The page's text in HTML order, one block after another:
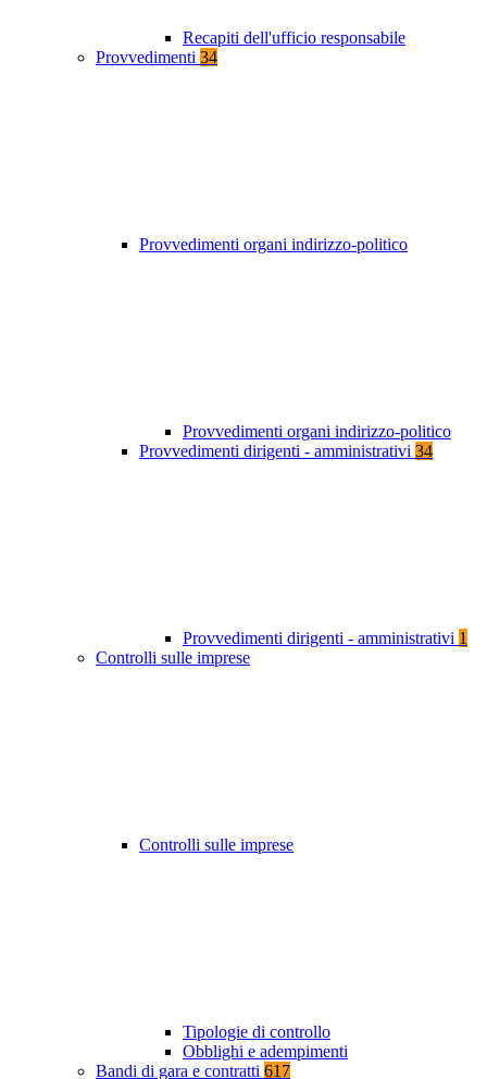
Recapiti dell'ufficio responsabile
Provvedimenti 34
Provvedimenti organi indirizzo-politico
Provvedimenti organi indirizzo-politico
Provvedimenti dirigenti - amministrativi 34
Provvedimenti dirigenti - amministrativi 1
Controlli sulle imprese
Controlli sulle imprese
Tipologie di controllo
Obblighi e adempimenti
Bandi di gara e contratti 617